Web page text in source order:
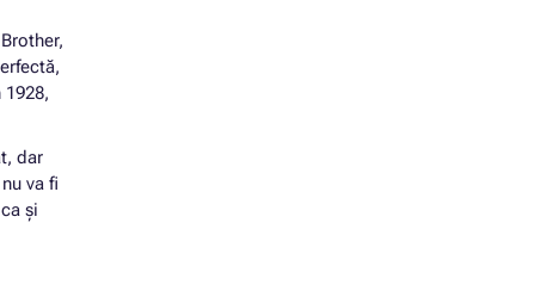
dar
va fi
și